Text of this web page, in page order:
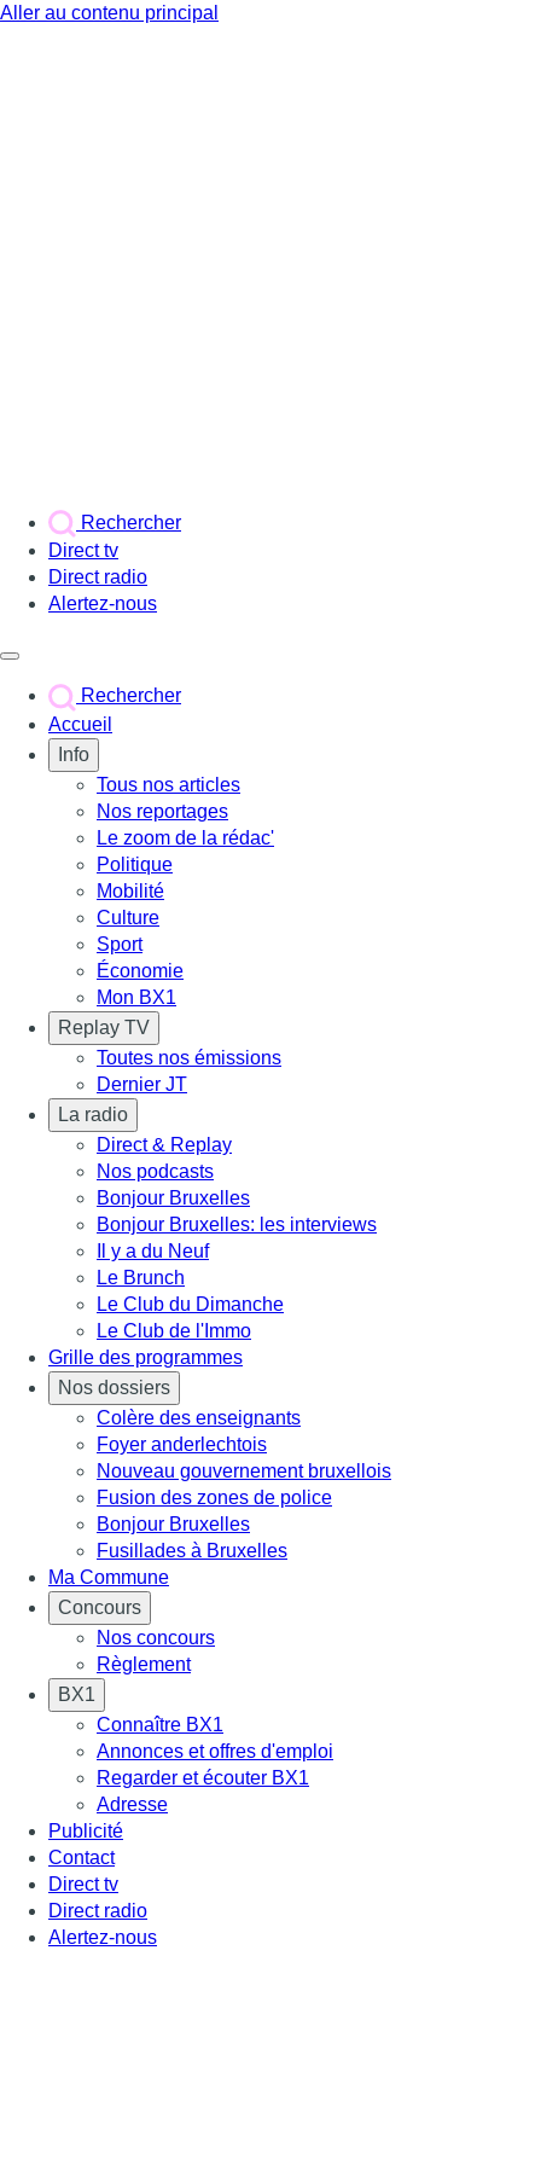
Aller au contenu principal
Rechercher
Direct tv
Direct radio
Alertez-nous
Rechercher
Accueil
Info
Tous nos articles
Nos reportages
Le zoom de la rédac'
Politique
Mobilité
Culture
Sport
Économie
Mon BX1
Replay TV
Toutes nos émissions
Dernier JT
La radio
Direct & Replay
Nos podcasts
Bonjour Bruxelles
Bonjour Bruxelles: les interviews
Il y a du Neuf
Le Brunch
Le Club du Dimanche
Le Club de l'Immo
Grille des programmes
Nos dossiers
Colère des enseignants
Foyer anderlechtois
Nouveau gouvernement bruxellois
Fusion des zones de police
Bonjour Bruxelles
Fusillades à Bruxelles
Ma Commune
Concours
Nos concours
Règlement
BX1
Connaître BX1
Annonces et offres d'emploi
Regarder et écouter BX1
Adresse
Publicité
Contact
Direct tv
Direct radio
Alertez-nous